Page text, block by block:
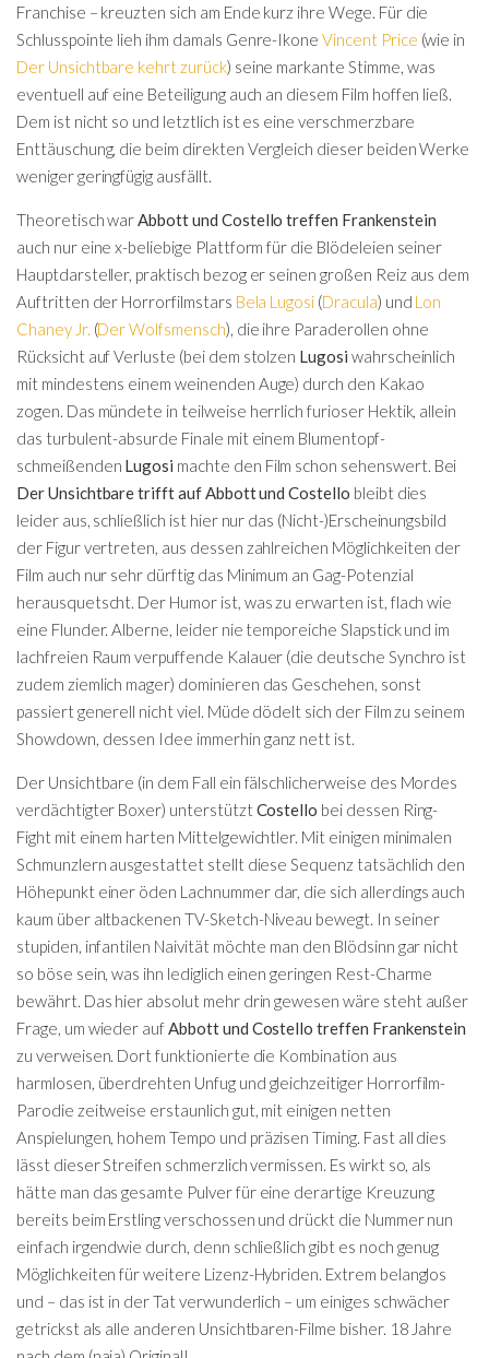
Franchise – kreuzten sich am Ende kurz ihre Wege. Für die
Schlusspointe lieh ihm damals Genre-IkoneVincent Price (wie in
Der Unsichtbare kehrt zurück) seine markante Stimme, was
eventuell auf eine Beteiligung auch an diesem Film hoffen ließ.
Dem ist nicht so und letztlich ist es eine verschmerzbare
Enttäuschung, die beim direkten Vergleich dieser beiden Werke
weniger geringfügig ausfällt.
Theoretisch war Abbott und Costello treffen Frankenstein
auch nur eine x-beliebige Plattform für die Blödeleien seiner
Hauptdarsteller, praktisch bezog er seinen großen Reiz aus dem
Auftritten der Horrorfilmstars Bela Lugosi (Dracula) und Lon
Chaney Jr. (Der Wolfsmensch), die ihre Paraderollen ohne
Rücksicht auf Verluste (bei dem stolzen Lugosi wahrscheinlich
mit mindestens einem weinenden Auge) durch den Kakao
zogen. Das mündete in teilweise herrlich furioser Hektik, allein
das turbulent-absurde Finale mit einem Blumentopf-
schmeißenden Lugosi machte den Film schon sehenswert. Bei
Der Unsichtbare trifft auf Abbott und Costello bleibt dies
leider aus, schließlich ist hier nur das (Nicht-)Erscheinungsbild
der Figur vertreten, aus dessen zahlreichen Möglichkeiten der
Film auch nur sehr dürftig das Minimum an Gag-Potenzial
herausquetscht. Der Humor ist, was zu erwarten ist, flach wie
eine Flunder. Alberne, leider nie temporeiche Slapstick und im
lachfreien Raum verpuffende Kalauer (die deutsche Synchro ist
zudem ziemlich mager) dominieren das Geschehen, sonst
passiert generell nicht viel. Müde dödelt sich der Film zu seinem
Showdown, dessen Idee immerhin ganz nett ist.
Der Unsichtbare (in dem Fall ein fälschlicherweise des Mordes
verdächtigter Boxer) unterstützt Costello bei dessen Ring-
Fight mit einem harten Mittelgewichtler. Mit einigen minimalen
Schmunzlern ausgestattet stellt diese Sequenz tatsächlich den
Höhepunkt einer öden Lachnummer dar, die sich allerdings auch
kaum über altbackenen TV-Sketch-Niveau bewegt. In seiner
stupiden, infantilen Naivität möchte man den Blödsinn gar nicht
so böse sein, was ihn lediglich einen geringen Rest-Charme
bewährt. Das hier absolut mehr drin gewesen wäre steht außer
Frage, um wieder auf Abbott und Costello treffen Frankenstein
zu verweisen. Dort funktionierte die Kombination aus
harmlosen, überdrehten Unfug und gleichzeitiger Horrorfilm-
Parodie zeitweise erstaunlich gut, mit einigen netten
Anspielungen, hohem Tempo und präzisen Timing. Fast all dies
lässt dieser Streifen schmerzlich vermissen. Es wirkt so, als
hätte man das gesamte Pulver für eine derartige Kreuzung
bereits beim Erstling verschossen und drückt die Nummer nun
einfach irgendwie durch, denn schließlich gibt es noch genug
Möglichkeiten für weitere Lizenz-Hybriden. Extrem belanglos
und – das ist in der Tat verwunderlich – um einiges schwächer
getrickst als alle anderen Unsichtbaren-Filme bisher. 18 Jahre